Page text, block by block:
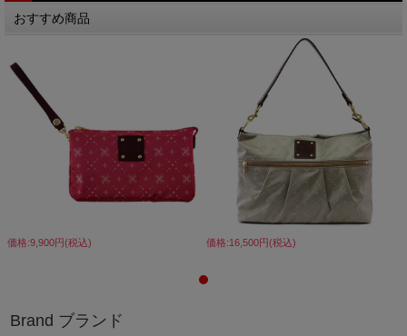
おすすめ商品
価格:9,900円(税込) 価格:16,500円(税込)
Brand ブランド